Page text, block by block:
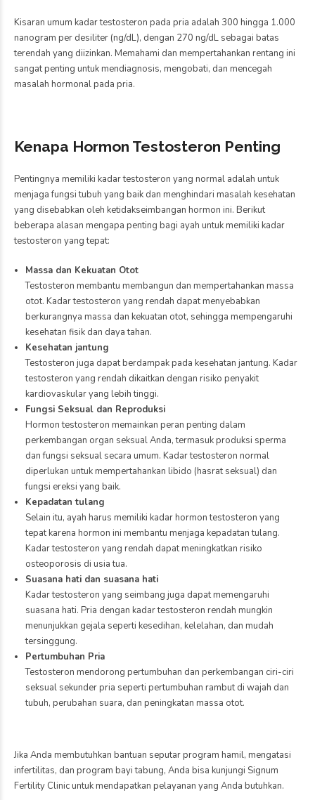
Kisaran umum kadar testosteron pada pria adalah 300 hingga 1.000
nanogram per desiliter (ng/dL), dengan 270 ng/dL sebagai batas
terendah yang diizinkan. Memahami dan mempertahankan rentang ini
sangat penting untuk mendiagnosis, mengobati, dan mencegah
masalah hormonal pada pria.
Kenapa Hormon Testosteron Penting
Pentingnya memiliki kadar testosteron yang normal adalah untuk
menjaga fungsi tubuh yang baik dan menghindari masalah kesehatan
yang disebabkan oleh ketidakseimbangan hormon ini. Berikut
beberapa alasan mengapa penting bagi ayah untuk memiliki kadar
testosteron yang tepat:
Massa dan Kekuatan Otot
Testosteron membantu membangun dan mempertahankan massa
otot. Kadar testosteron yang rendah dapat menyebabkan
berkurangnya massa dan kekuatan otot, sehingga mempengaruhi
kesehatan fisik dan daya tahan.
Kesehatan jantung
Testosteron juga dapat berdampak pada kesehatan jantung. Kadar
testosteron yang rendah dikaitkan dengan risiko penyakit
kardiovaskular yang lebih tinggi.
Fungsi Seksual dan Reproduksi
Hormon testosteron memainkan peran penting dalam
perkembangan organ seksual Anda, termasuk produksi sperma
dan fungsi seksual secara umum. Kadar testosteron normal
diperlukan untuk mempertahankan libido (hasrat seksual) dan
fungsi ereksi yang baik.
Kepadatan tulang
Selain itu, ayah harus memiliki kadar hormon testosteron yang
tepat karena hormon ini membantu menjaga kepadatan tulang.
Kadar testosteron yang rendah dapat meningkatkan risiko
osteoporosis di usia tua.
Suasana hati dan suasana hati
Kadar testosteron yang seimbang juga dapat memengaruhi
suasana hati. Pria dengan kadar testosteron rendah mungkin
menunjukkan gejala seperti kesedihan, kelelahan, dan mudah
tersinggung.
Pertumbuhan Pria
Testosteron mendorong pertumbuhan dan perkembangan ciri-ciri
seksual sekunder pria seperti pertumbuhan rambut di wajah dan
tubuh, perubahan suara, dan peningkatan massa otot.
Jika Anda membutuhkan bantuan seputar program hamil, mengatasi
infertilitas, dan program bayi tabung, Anda bisa kunjungi Signum
Fertility Clinic untuk mendapatkan pelayanan yang Anda butuhkan.